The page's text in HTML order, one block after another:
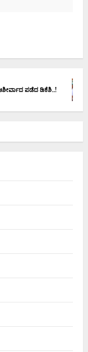
ಪಡೆದ ಡಿಕೆಶಿ..!